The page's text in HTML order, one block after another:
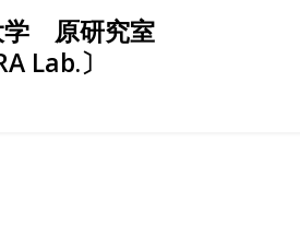
学 原研究室
Lab.〕